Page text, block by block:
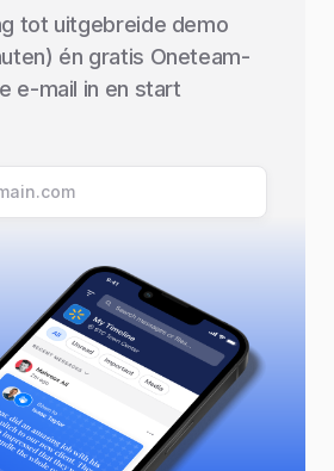
tot uitgebreide demo
én gratis Oneteam-
e-mail in en start